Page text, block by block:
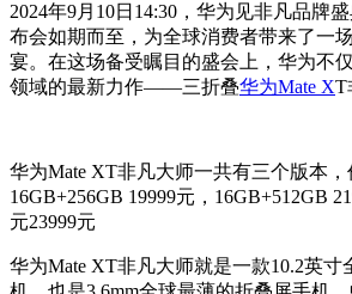
2024年9月10日14:30，华为见非凡品牌
布会如期而至，为全球消费者带来了一
宴。在这场备受瞩目的盛会上，华为不
领域的最新力作——三折叠华为Mate XT
华为Mate XT非凡大师一共有三个版本
16GB+256GB 19999元，16GB+512GB
元23999元
华为Mate XT非凡大师就是一款10.2英寸